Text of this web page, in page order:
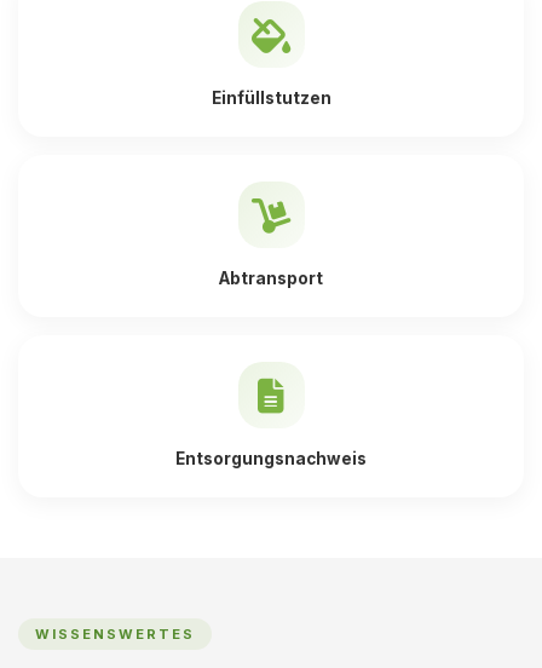
Einfüllstutzen
Abtransport
Entsorgungsnachweis
WISSENSWERTES